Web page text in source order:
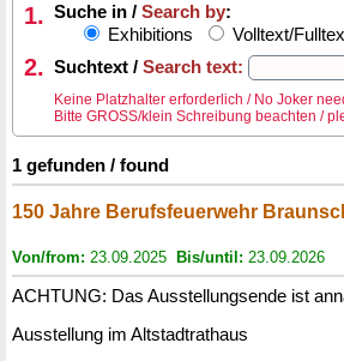
1. Suche in / Search by:
Exhibitions
Volltext/
2. Suchtext / Search text:
Keine Platzhalter erforderlich / No Joker
Bitte GROSS/klein Schreibung beachten /
1 gefunden / found
150 Jahre Berufsfeuerwehr
Von/from: 23.09.2025 Bis/until: 23.09.2026
ACHTUNG: Das Ausstellungsende ist
Ausstellung im Altstadtrathaus